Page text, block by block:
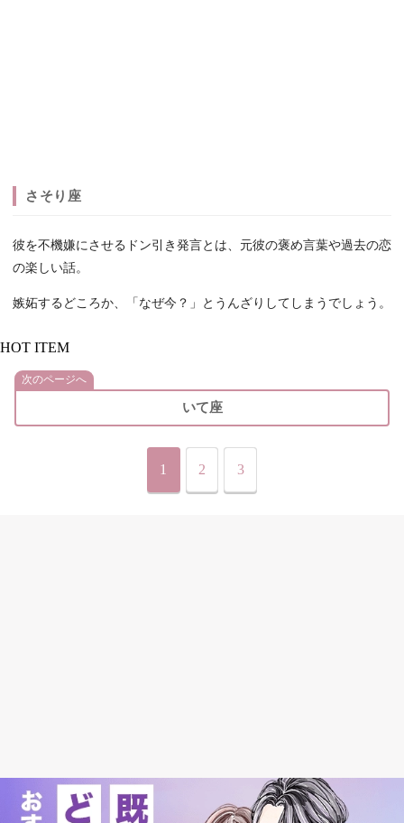
さそり座
彼を不機嫌にさせるドン引き発言とは、元彼の褒め言葉や過去の恋
の楽しい話。
嫉妬するどころか、「なぜ今？」とうんざりしてしまうでしょう。
HOT ITEM
次のページへ
いて座
1 2 3